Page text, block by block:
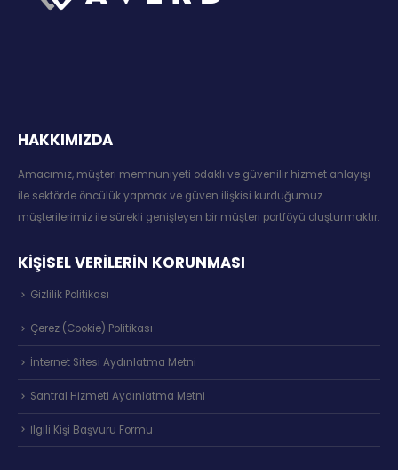
HAKKIMIZDA
Amacımız, müşteri memnuniyeti odaklı ve güvenilir hizmet anlayışı
ile sektörde öncülük yapmak ve güven ilişkisi kurduğumuz
müşterilerimiz ile sürekli genişleyen bir müşteri portföyü oluşturmaktır.
KİŞİSEL VERİLERİN KORUNMASI
Gizlilik Politikası
Çerez (Cookie) Politikası
İnternet Sitesi Aydınlatma Metni
Santral Hizmeti Aydınlatma Metni
İlgili Kişi Başvuru Formu